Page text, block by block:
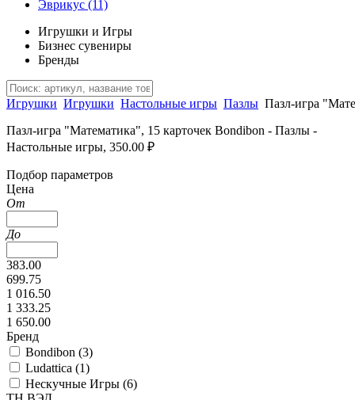
Эврикус (11)
Игрушки и Игры
Бизнес сувениры
Бренды
Игрушки Игрушки Настольные игры Пазлы Пазл-игра
Пазл-игра "Математика", 15 карточек Bondibon - Пазлы -
Настольные игры, 350.00 ₽
Подбор параметров
Цена
От
До
383.00
699.75
1 016.50
1 333.25
1 650.00
Бренд
Bondibon (3)
Ludattica (1)
Нескучные Игры (6)